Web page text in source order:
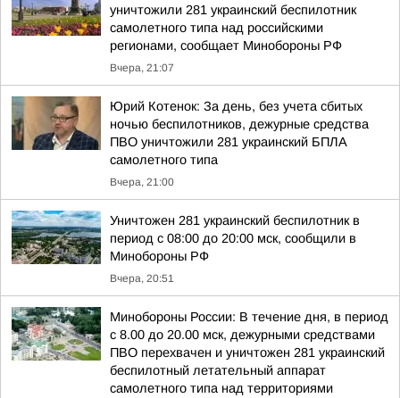
уничтожили 281 украинский беспилотник
самолетного типа над российскими
регионами, сообщает Минобороны РФ
Вчера, 21:07
Юрий Котенок: За день, без учета сбитых
ночью беспилотников, дежурные средства
ПВО уничтожили 281 украинский БПЛА
самолетного типа
Вчера, 21:00
Уничтожен 281 украинский беспилотник в
период с 08:00 до 20:00 мск, сообщили в
Минобороны РФ
Вчера, 20:51
Минобороны России: В течение дня, в период
с 8.00 до 20.00 мск, дежурными средствами
ПВО перехвачен и уничтожен 281 украинский
беспилотный летательный аппарат
самолетного типа над территориями